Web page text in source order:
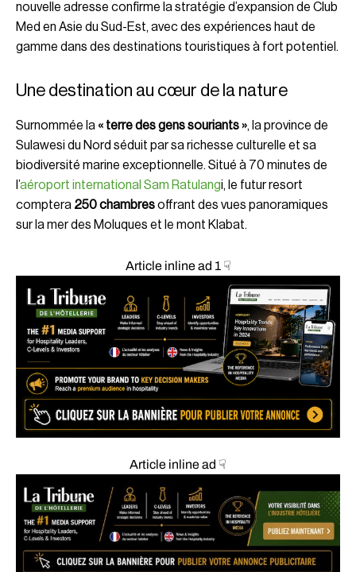
nouvelle adresse confirme la stratégie d’expansion de Club
Med en Asie du Sud-Est, avec des expériences haut de
gamme dans des destinations touristiques à fort potentiel.
Une destination au cœur de la nature
Surnommée la « terre des gens souriants », la province de
Sulawesi du Nord séduit par sa richesse culturelle et sa
biodiversité marine exceptionnelle. Situé à 70 minutes de
l’aéroport international Sam Ratulangi, le futur resort
comptera 250 chambresoffrant des vues panoramiques
sur la mer des Moluques et le mont Klabat.
Article inline ad 1 ☟
Article inline ad ☟